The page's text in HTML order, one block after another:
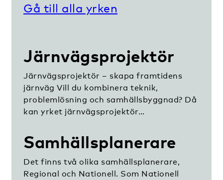
Gå till alla yrken
Järnvägsprojektör
Järnvägsprojektör – skapa framtidens
järnväg Vill du kombinera teknik,
problemlösning och samhällsbyggnad? Då
kan yrket järnvägsprojektör…
Samhällsplanerare
Det finns två olika samhällsplanerare,
Regional och Nationell. Som Nationell